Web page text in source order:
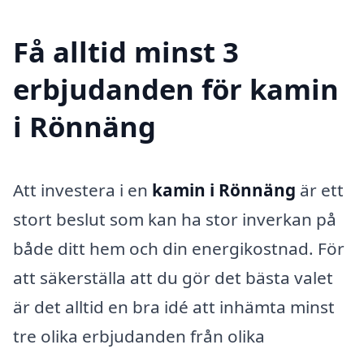
Få alltid minst 3
erbjudanden för kamin
i Rönnäng
Att investera i en kamin i Rönnäng är ett
stort beslut som kan ha stor inverkan på
både ditt hem och din energikostnad. För
att säkerställa att du gör det bästa valet
är det alltid en bra idé att inhämta minst
tre olika erbjudanden från olika